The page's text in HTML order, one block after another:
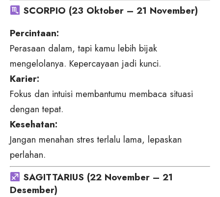
SCORPIO (23 Oktober – 21 November)
Percintaan:
Perasaan dalam, tapi kamu lebih bijak
mengelolanya. Kepercayaan jadi kunci.
Karier:
Fokus dan intuisi membantumu membaca situasi
dengan tepat.
Kesehatan:
Jangan menahan stres terlalu lama, lepaskan
perlahan.
SAGITTARIUS (22 November – 21
Desember)